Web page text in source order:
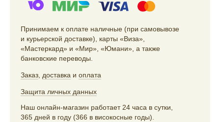
Принимаем к оплате наличные (при самовывозе
и курьерской доставке), карты «Виза»,
«Мастеркард» и «Мир», «Юмани», а также
банковские переводы.
Заказ, доставка и оплата
Защита личных данных
Наш онлайн-магазин работает 24 часа в сутки,
365 дней в году (366 в високосные годы).